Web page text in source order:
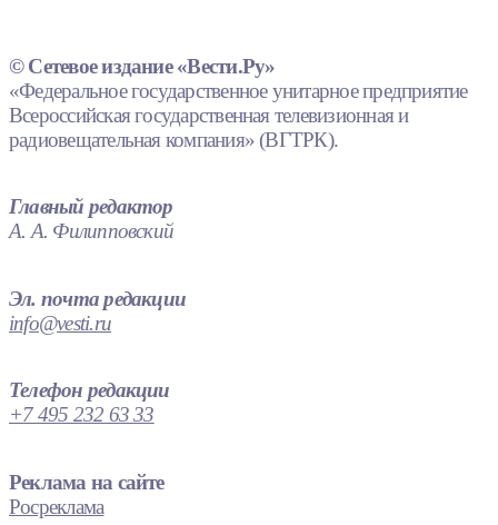
© Сетевое издание «Вести.Ру»
«Федеральное государственное унитарное предприятие
Всероссийская государственная телевизионная и
радиовещательная компания» (ВГТРК).
Главный редактор
А. А. Филипповский
Эл. почта редакции
info@vesti.ru
Телефон редакции
+7 495 232 63 33
Реклама на сайте
Росреклама